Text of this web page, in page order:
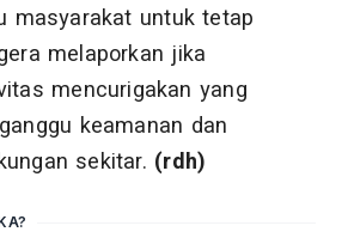
masyarakat untuk tetap
melaporkan jika
mencurigakan yang
keamanan dan
sekitar. (rdh)